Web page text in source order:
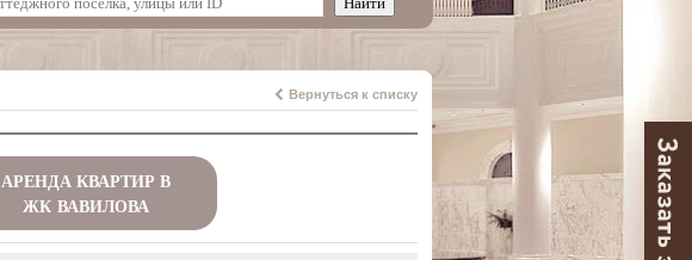
Вернуться к списку
АРЕНДА КВАРТИР В
ЖК ВАВИЛОВА